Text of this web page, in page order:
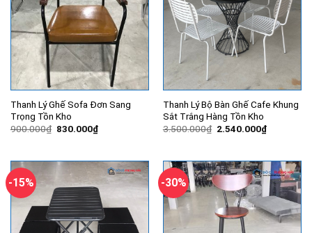
Thanh Lý Ghế Sofa Đơn Sang
Trọng Tồn Kho
900.000₫ Giá
830.000₫Giá
hiện
830.000₫.
Thanh Lý Bộ Bàn Ghế Cafe Khung
Sắt Trắng Hàng Tồn Kho
3.500.000₫ Giá
2.540.000₫Giá
hiện
-15% -30%